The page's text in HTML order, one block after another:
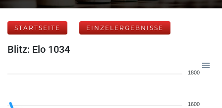
STARTSEITE EINZELERGEBNISSE
Blitz: Elo 1034
1800
1600